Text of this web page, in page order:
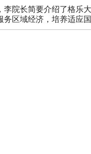
院长简要介绍了格乐
区域经济，培养适应